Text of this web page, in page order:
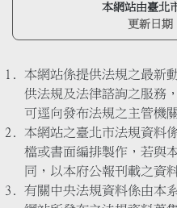
本網站由臺北
更新日期
本網站係提供法規之最新
供法規及法律諮詢之服務
可逕向發布法規之主管機
本網站之臺北市法規資料
檔或書面編排製作，若與
同，以本府公報刊載之資
有關中央法規資料係由本